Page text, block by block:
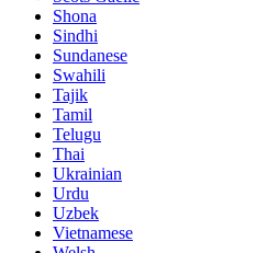
Shona
Sindhi
Sundanese
Swahili
Tajik
Tamil
Telugu
Thai
Ukrainian
Urdu
Uzbek
Vietnamese